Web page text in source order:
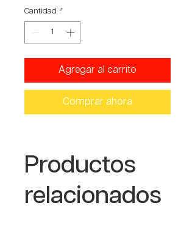
Cantidad *
Agregar al carrito
Comprar ahora
Productos
relacionados